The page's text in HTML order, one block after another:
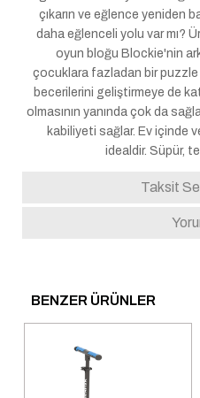
çıkarın ve eğlence yeniden
daha eğlenceli yolu var mı?
oyun bloğu Blockie'nin
çocuklara fazladan bir
becerilerini geliştirmeye de
olmasının yanında çok da
kabiliyeti sağlar. Ev içinde
idealdir. Süpür,
Taksit
BENZER ÜRÜNLER